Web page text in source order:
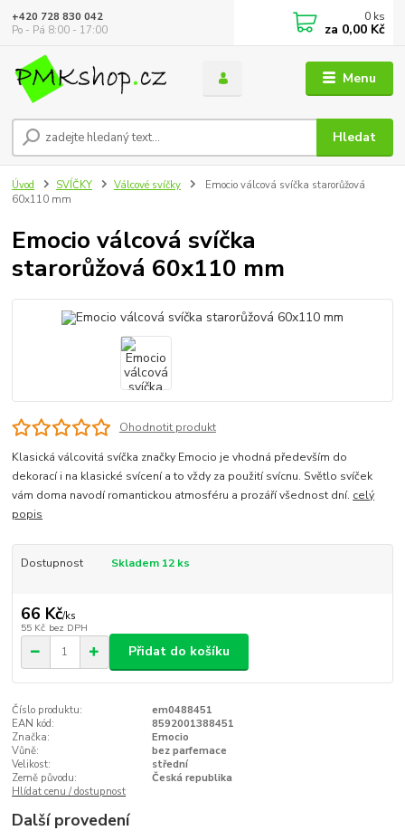
Menu
Hledat
+420 728 830 042
Po - Pá 8:00 - 17:00
0 ks
za 0,00 Kč
Úvod SVÍČKY Válcové svíčky
Emocio válcová svíčka starorůžová
60x110 mm
Emocio válcová svíčka
starorůžová 60x110 mm
Ohodnotit produkt
Klasická válcovitá svíčka značky Emocio je vhodná především do
dekorací i na klasické svícení a to vždy za použití svícnu. Světlo svíček
vám doma navodí romantickou atmosféru a prozáří všednost dní. celý
popis
Dostupnost Skladem 12 ks
66 Kč/ks
55 Kč bez DPH
Přidat do košíku
Číslo produktu:
em0488451
EAN kód:
8592001388451
Značka:
Emocio
Vůně:
bez parfemace
Velikost:
střední
Země původu:
Česká republika
Hlídat cenu / dostupnost
Další provedení